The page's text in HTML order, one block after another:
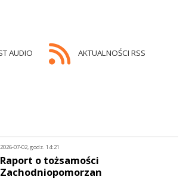
AUDIO AKTUALNOŚCI RSS
2026-07-02, godz. 14:21
Raport o tożsamości
Zachodniopomorzan